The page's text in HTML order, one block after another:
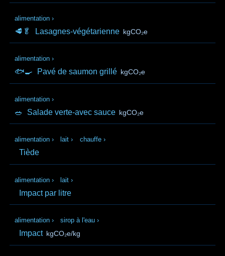
alimentation ›
🥩🥬 Lasagnes-végétarienne kgCO₂e
alimentation ›
🐟🍳 Pavé de saumon grillé kgCO₂e
alimentation ›
🥗 Salade verte-avec sauce kgCO₂e
alimentation › lait › chauffe ›
Tiède
alimentation › lait ›
Impact par litre
alimentation › sirop à l'eau ›
Impact kgCO₂e/kg